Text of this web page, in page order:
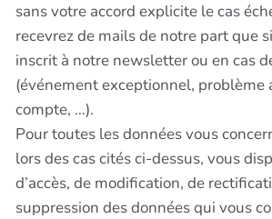
sans votre accord explicite le cas
recevrez de mails de notre part que
inscrit à notre newsletter ou en cas
(événement exceptionnel, problème
compte, …).
Pour toutes les données vous
lors des cas cités ci-dessus, vous
d’accès, de modification, de
suppression des données qui vous